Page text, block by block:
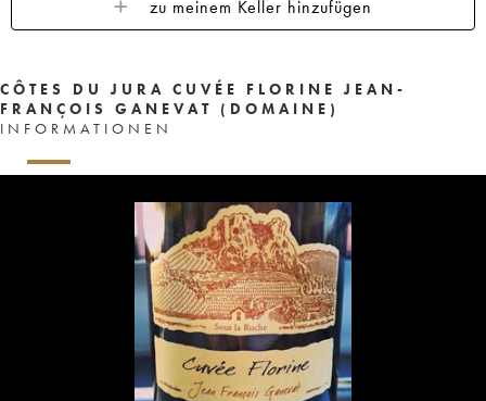
zu meinem Keller hinzufügen
CÔTES DU JURA CUVÉE FLORINE JEAN-
FRANÇOIS GANEVAT (DOMAINE)
INFORMATIONEN